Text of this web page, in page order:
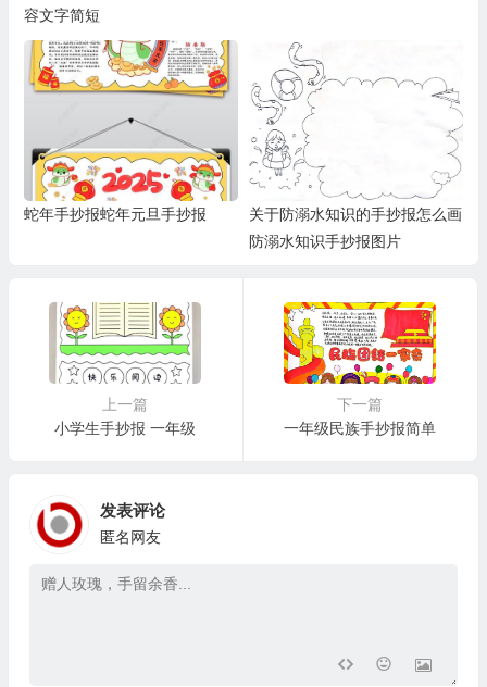
容文字简短
蛇年手抄报蛇年元旦手抄报
关于防溺水知识的手抄报怎么画
防溺水知识手抄报图片
上一篇
小学生手抄报 一年级
下一篇
一年级民族手抄报简单
发表评论
匿名网友